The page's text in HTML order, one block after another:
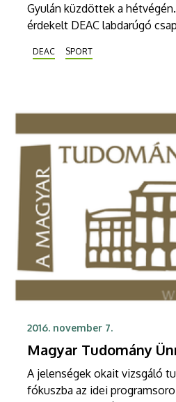
Gyulán küzdöttek a
érdekelt DEAC labdarúgó
csúcsrangadót.
DEAC SPORT
2016. november 7.
Magyar Tudomány
A jelenségek okait vizsgáló
fókuszba az idei programsorozaton.